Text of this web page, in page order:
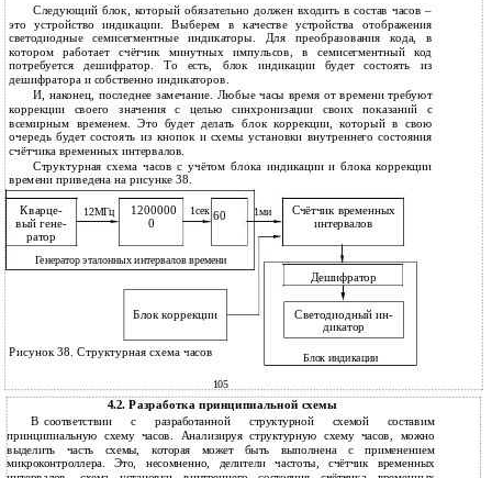
Следующий блок, который обязательно должен входить в состав часов –
это устройство индикации. Выберем в качестве устройства отображения
светодиодные семисегментные индикаторы. Для преобразования кода, в
котором работает счётчик минутных импульсов, в семисегментный код
потребуется дешифратор. То есть, блок индикации будет состоять из
дешифратора и собственно индикаторов.
И, наконец, последнее замечание. Любые часы время от времени требуют
коррекции своего значения с целью синхронизации своих показаний с
всемирным временем. Это будет делать блок коррекции, который в свою
очередь будет состоять из кнопок и схемы установки внутреннего состояния
счётчика временных интервалов.
Структурная схема часов с учётом блока индикации и блока коррекции
времени приведена на рисунке 38.
Кварце- 12МГц 1200000 1сек 60 1ми Счётчик временных
вый гене- 0
интервалов
ратор
Генератор эталонных интервалов времени
Дешифратор
Блок коррекции Светодиодный ин-
дикатор
Рисунок 38. Структурная схема часов Блок индикации
105
4.2. Разработка принципиальной схемы
В соответствии с разработанной структурной схемой составим
принципиальную схему часов. Анализируя структурную схему часов, можно
выделить часть схемы, которая может быть выполнена с применением
микроконтроллера. Это, несомненно, делители частоты, счётчик временных